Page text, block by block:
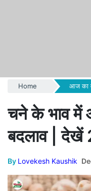
Home आज का
चने के भाव में
बदलाव |
By Lovekesh Kaushik